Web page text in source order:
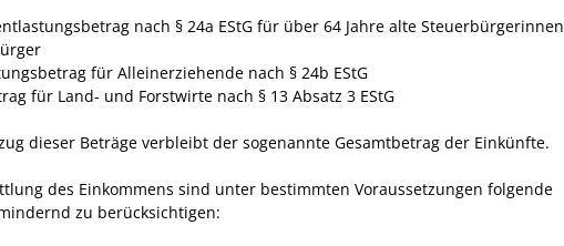
nach § 24a EStG für über 64 Jahre alte Steuerbürgerinnen
für Alleinerziehende nach § 24b EStG
für Land- und Forstwirte nach § 13 Absatz 3 EStG
dieser Beträge verbleibt der sogenannte Gesamtbetrag der Einkünfte.
des Einkommens sind unter bestimmten Voraussetzungen folgende
zu berücksichtigen: